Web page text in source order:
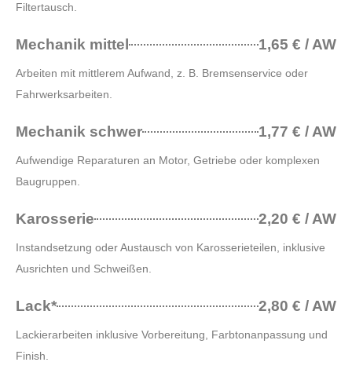
Filtertausch.
Mechanik mittel 1,65 € / AW
Arbeiten mit mittlerem Aufwand, z. B. Bremsenservice oder
Fahrwerksarbeiten.
Mechanik schwer 1,77 € / AW
Aufwendige Reparaturen an Motor, Getriebe oder komplexen
Baugruppen.
Karosserie 2,20 € / AW
Instandsetzung oder Austausch von Karosserieteilen, inklusive
Ausrichten und Schweißen.
Lack* 2,80 € / AW
Lackierarbeiten inklusive Vorbereitung, Farbtonanpassung und
Finish.